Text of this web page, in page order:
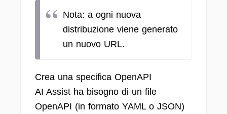
Nota: a ogni nuova
distribuzione viene generato
un nuovo URL.
Crea una specifica OpenAPI
AI Assist ha bisogno di un file
OpenAPI (in formato YAML o JSON)